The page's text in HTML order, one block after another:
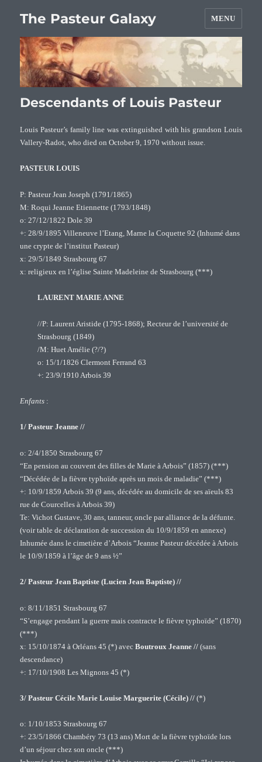
The Pasteur Galaxy MENU
Descendants of Louis Pasteur
Louis Pasteur’s family line was extinguished with his grandson Louis
Vallery-Radot, who died on October 9, 1970 without issue.
PASTEUR LOUIS
P: Pasteur Jean Joseph (1791/1865)
M: Roqui Jeanne Etiennette (1793/1848)
o: 27/12/1822 Dole 39
+: 28/9/1895 Villeneuve l’Etang, Marne la Coquette 92 (Inhumé dans
une crypte de l’institut Pasteur)
x: 29/5/1849 Strasbourg 67
x: religieux en l’église Sainte Madeleine de Strasbourg (***)
LAURENT MARIE ANNE
//P: Laurent Aristide (1795-1868); Recteur de l’université de
Strasbourg (1849)
/M: Huet Amélie (?/?)
o: 15/1/1826 Clermont Ferrand 63
+: 23/9/1910 Arbois 39
Enfants :
1/ Pasteur Jeanne //
o: 2/4/1850 Strasbourg 67
“En pension au couvent des filles de Marie à Arbois” (1857) (***)
“Décédée de la fièvre typhoïde après un mois de maladie” (***)
+: 10/9/1859 Arbois 39 (9 ans, décédée au domicile de ses aïeuls 83
rue de Courcelles à Arbois 39)
Te: Vichot Gustave, 30 ans, tanneur, oncle par alliance de la défunte.
(voir table de déclaration de succession du 10/9/1859 en annexe)
Inhumée dans le cimetière d’Arbois “Jeanne Pasteur décédée à Arbois
le 10/9/1859 à l’âge de 9 ans ½”
2/ Pasteur Jean Baptiste (Lucien Jean Baptiste) //
o: 8/11/1851 Strasbourg 67
“S’engage pendant la guerre mais contracte le fièvre typhoïde” (1870)
(***)
x: 15/10/1874 à Orléans 45 (*) avecBoutroux Jeanne //(sans
descendance)
+: 17/10/1908 Les Mignons 45 (*)
3/ Pasteur Cécile Marie Louise Marguerite (Cécile) // (*)
o: 1/10/1853 Strasbourg 67
+: 23/5/1866 Chambéry 73 (13 ans) Mort de la fièvre typhoïde lors
d’un séjour chez son oncle (***)